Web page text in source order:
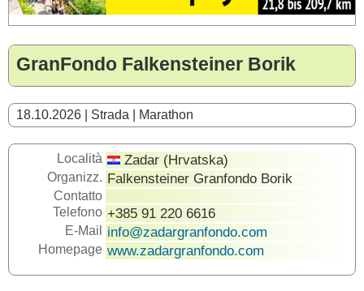
GranFondo Falkensteiner Borik
18.10.2026 | Strada | Marathon
Località Zadar (Hrvatska)
Organizz. Falkensteiner Granfondo Borik
Contatto
Telefono +385 91 220 6616
E-Mail info@zadargranfondo.com
Homepage www.zadargranfondo.com